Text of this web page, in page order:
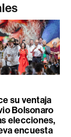
su ventaja
Bolsonaro
elecciones,
encuesta